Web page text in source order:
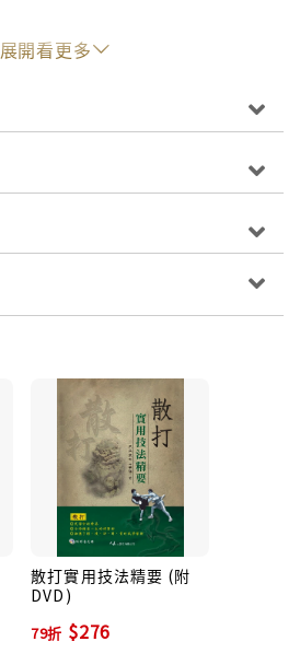
展開看更多
散打實用技法精要 (附
DVD)
79折 $276